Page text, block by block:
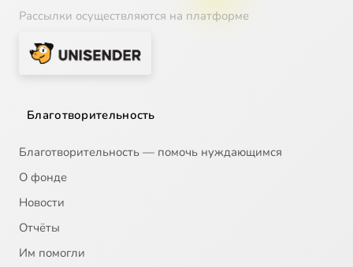
Рассылки осуществляются на платформе
Благотворительность
Благотворительность — помочь нуждающимся
О фонде
Новости
Отчёты
Им помогли